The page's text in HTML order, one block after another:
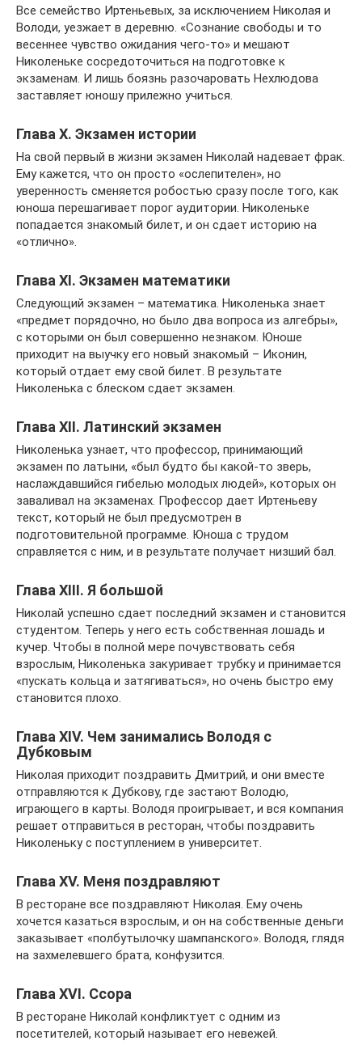
Все семейство Иртеньевых, за исключением Николая и
Володи, уезжает в деревню. «Сознание свободы и то
весеннее чувство ожидания чего-то» и мешают
Николеньке сосредоточиться на подготовке к
экзаменам. И лишь боязнь разочаровать Нехлюдова
заставляет юношу прилежно учиться.
Глава X. Экзамен истории
На свой первый в жизни экзамен Николай надевает фрак.
Ему кажется, что он просто «ослепителен», но
уверенность сменяется робостью сразу после того, как
юноша перешагивает порог аудитории. Николеньке
попадается знакомый билет, и он сдает историю на
«отлично».
Глава XI. Экзамен математики
Следующий экзамен – математика. Николенька знает
«предмет порядочно, но было два вопроса из алгебры»,
с которыми он был совершенно незнаком. Юноше
приходит на выучку его новый знакомый – Иконин,
который отдает ему свой билет. В результате
Николенька с блеском сдает экзамен.
Глава XII. Латинский экзамен
Николенька узнает, что профессор, принимающий
экзамен по латыни, «был будто бы какой-то зверь,
наслаждавшийся гибелью молодых людей», которых он
заваливал на экзаменах. Профессор дает Иртеньеву
текст, который не был предусмотрен в
подготовительной программе. Юноша с трудом
справляется с ним, и в результате получает низший бал.
Глава XIII. Я большой
Николай успешно сдает последний экзамен и становится
студентом. Теперь у него есть собственная лошадь и
кучер. Чтобы в полной мере почувствовать себя
взрослым, Николенька закуривает трубку и принимается
«пускать кольца и затягиваться», но очень быстро ему
становится плохо.
Глава XIV. Чем занимались Володя с
Дубковым
Николая приходит поздравить Дмитрий, и они вместе
отправляются к Дубкову, где застают Володю,
играющего в карты. Володя проигрывает, и вся компания
решает отправиться в ресторан, чтобы поздравить
Николеньку с поступлением в университет.
Глава XV. Меня поздравляют
В ресторане все поздравляют Николая. Ему очень
хочется казаться взрослым, и он на собственные деньги
заказывает «полбутылочку шампанского». Володя, глядя
на захмелевшего брата, конфузится.
Глава XVI. Ссора
В ресторане Николай конфликтует с одним из
посетителей, который называет его невежей.